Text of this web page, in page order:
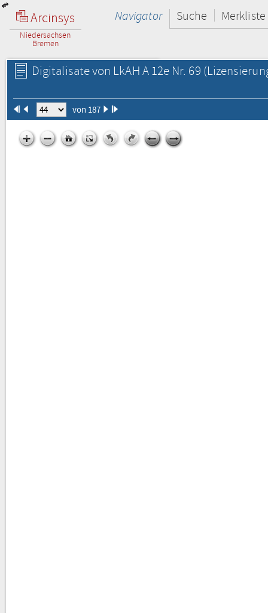
Arcinsys
Niedersachsen
Bremen
Navigator Suche Merkliste
Digitalisate von LkAH A 12e Nr. 69
von 187